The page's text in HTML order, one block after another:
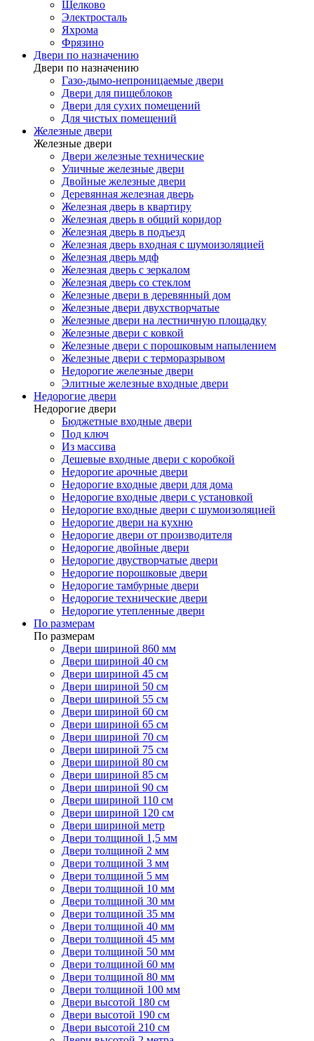
Щелково
Электросталь
Яхрома
Фрязино
Двери по назначению
Двери по назначению
Газо-дымо-непроницаемые двери
Двери для пищеблоков
Двери для сухих помещений
Для чистых помещений
Железные двери
Железные двери
Двери железные технические
Уличные железные двери
Двойные железные двери
Деревянная железная дверь
Железная дверь в квартиру
Железная дверь в общий коридор
Железная дверь в подъезд
Железная дверь входная с шумоизоляцией
Железная дверь мдф
Железная дверь с зеркалом
Железная дверь со стеклом
Железные двери в деревянный дом
Железные двери двухстворчатые
Железные двери на лестничную площадку
Железные двери с ковкой
Железные двери с порошковым напылением
Железные двери с терморазрывом
Недорогие железные двери
Элитные железные входные двери
Недорогие двери
Недорогие двери
Бюджетные входные двери
Под ключ
Из массива
Дешевые входные двери с коробкой
Недорогие арочные двери
Недорогие входные двери для дома
Недорогие входные двери с установкой
Недорогие входные двери с шумоизоляцией
Недорогие двери на кухню
Недорогие двери от производителя
Недорогие двойные двери
Недорогие двустворчатые двери
Недорогие порошковые двери
Недорогие тамбурные двери
Недорогие технические двери
Недорогие утепленные двери
По размерам
По размерам
Двери шириной 860 мм
Двери шириной 40 см
Двери шириной 45 см
Двери шириной 50 см
Двери шириной 55 см
Двери шириной 60 см
Двери шириной 65 см
Двери шириной 70 см
Двери шириной 75 см
Двери шириной 80 см
Двери шириной 85 см
Двери шириной 90 см
Двери шириной 110 см
Двери шириной 120 см
Двери шириной метр
Двери толщиной 1,5 мм
Двери толщиной 2 мм
Двери толщиной 3 мм
Двери толщиной 5 мм
Двери толщиной 10 мм
Двери толщиной 30 мм
Двери толщиной 35 мм
Двери толщиной 40 мм
Двери толщиной 45 мм
Двери толщиной 50 мм
Двери толщиной 60 мм
Двери толщиной 80 мм
Двери толщиной 100 мм
Двери высотой 180 см
Двери высотой 190 см
Двери высотой 210 см